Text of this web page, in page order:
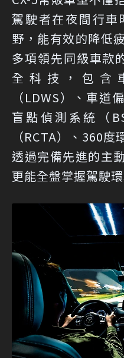
駕駛者在夜間行
野，能有效的降低
多項領先同級車款
全科技，包含
（LDWS）、車道
盲點偵測系統（
（RCTA）、360
透過完備先進的主
更能全盤掌握駕駛環